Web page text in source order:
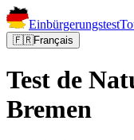
Einbürgerungstest
🇫🇷Français
Test de
Bremen